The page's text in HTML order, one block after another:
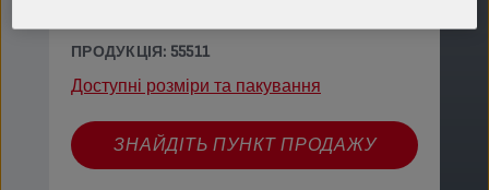
ПРОДУКЦІЯ: 55511
Доступні розміри та пакування
ЗНАЙДІТЬ ПУНКТ ПРОДАЖУ